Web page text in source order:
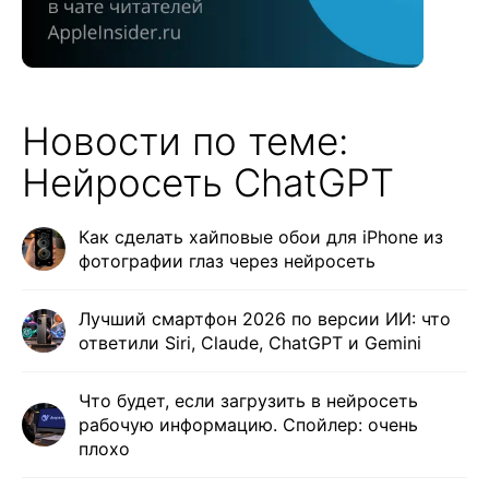
Новости по теме:
Нейросеть ChatGPT
Как сделать хайповые обои для iPhone из
фотографии глаз через нейросеть
Лучший смартфон 2026 по версии ИИ: что
ответили Siri, Claude, ChatGPT и Gemini
Что будет, если загрузить в нейросеть
рабочую информацию. Спойлер: очень
плохо